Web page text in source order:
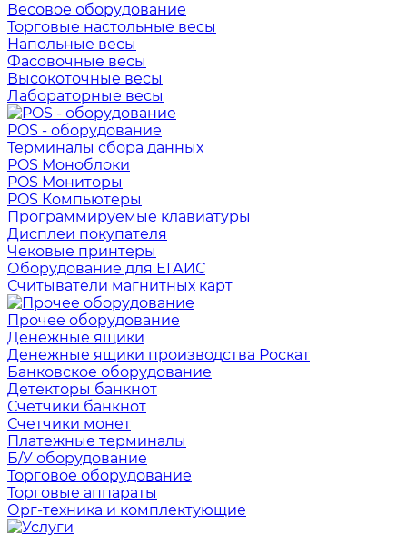
Весовое оборудование
Торговые настольные весы
Напольные весы
Фасовочные весы
Высокоточные весы
Лабораторные весы
POS - оборудование
Терминалы сбора данных
POS Моноблоки
POS Мониторы
POS Компьютеры
Программируемые клавиатуры
Дисплеи покупателя
Чековые принтеры
Оборудование для ЕГАИС
Считыватели магнитных карт
Прочее оборудование
Денежные ящики
Денежные ящики производства Роскат
Банковское оборудование
Детекторы банкнот
Счетчики банкнот
Счетчики монет
Платежные терминалы
Б/У оборудование
Торговое оборудование
Торговые аппараты
Орг-техника и комплектующие